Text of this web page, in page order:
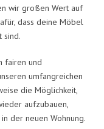
wir großen Wert auf
dass deine Möbel
sind.
fairen und
umfangreichen
die Möglichkeit,
aufzubauen,
der neuen Wohnung.